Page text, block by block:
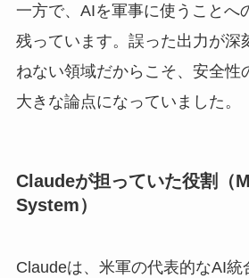
一方で、AIを軍事に使うことへ
残っています。誤った出力が深
ねない領域だからこそ、安全性
大きな論点になっていました。
Claudeが担っていた役割（
System）
Claudeは、米軍の代表的なAI統